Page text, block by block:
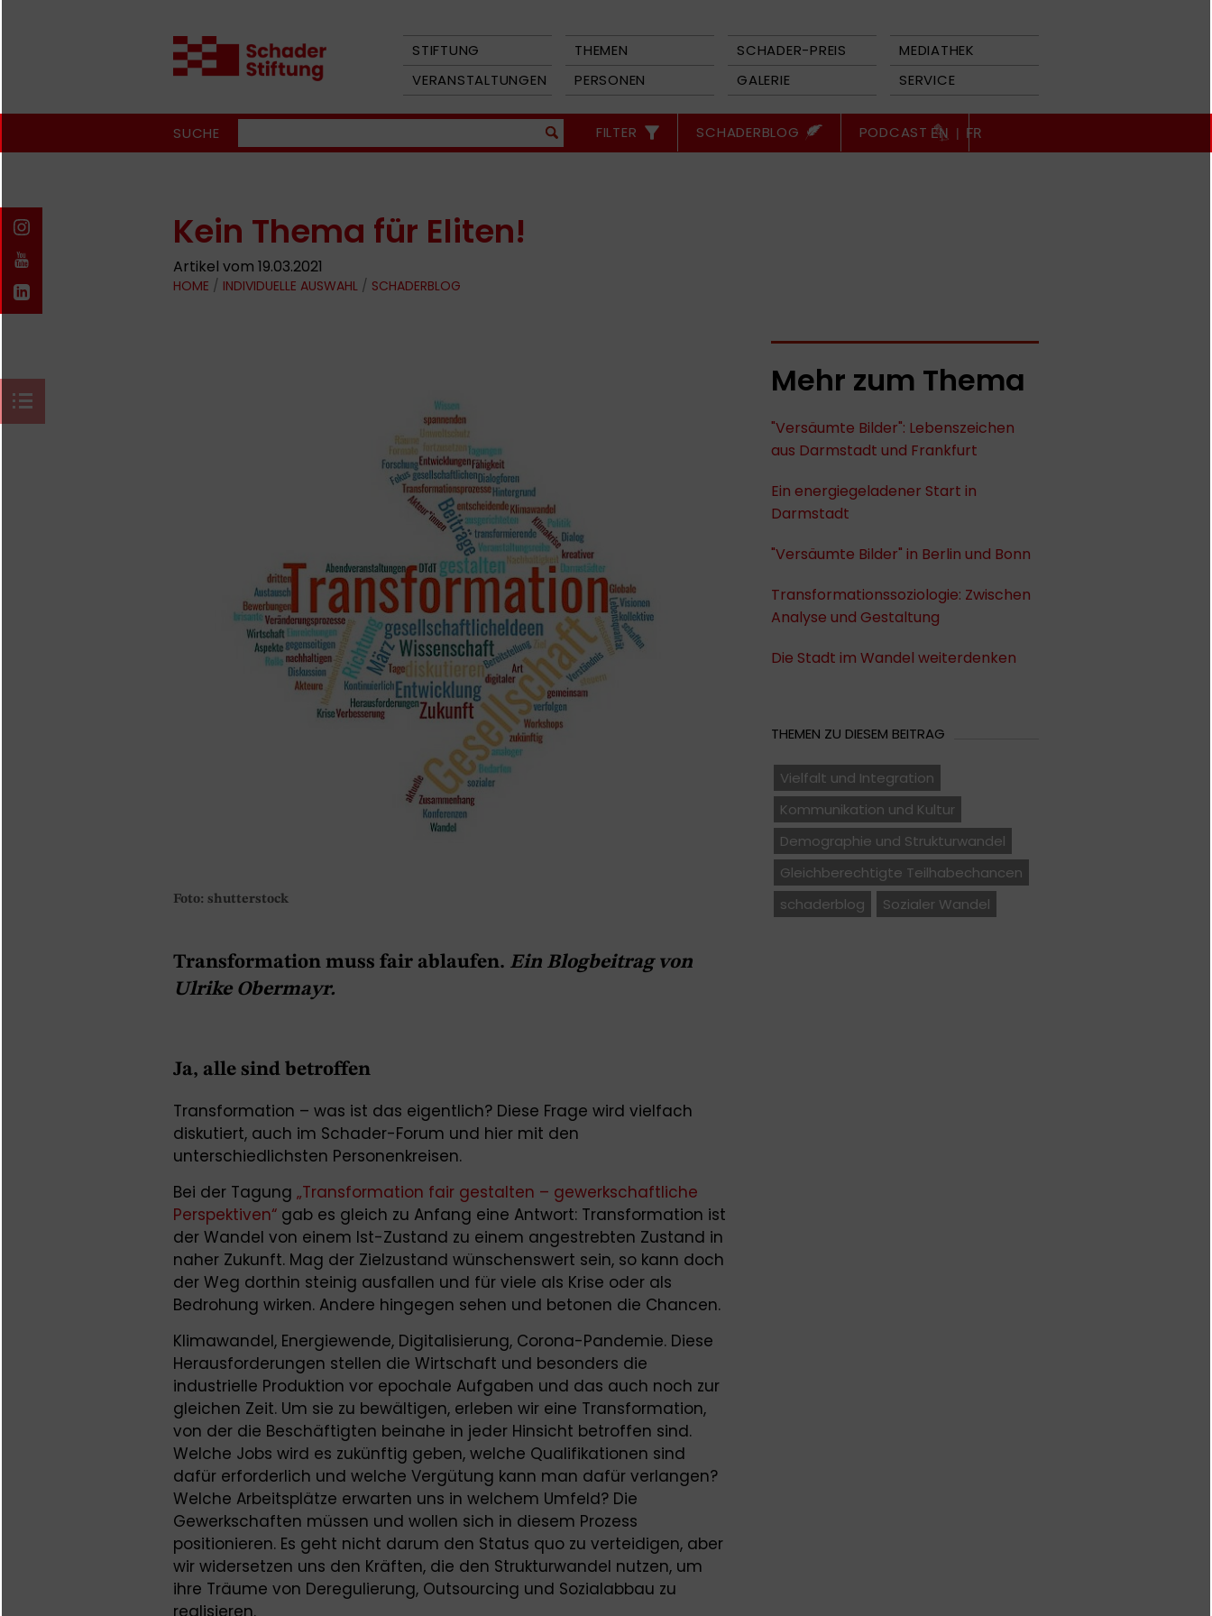
STIFTUNG THEMEN SCHADER-PREIS
MEDIATHEK
VERANSTALTUNGEN
PERSONEN GALERIE SERVICE
SUCHE FILTER SCHADERBLOG PODCAST EN | FR
Kein Thema für Eliten!
Artikel vom 19.03.2021
HOME / INDIVIDUELLE AUSWAHL / SCHADERBLOG
Foto: shutterstock
Transformation muss fair ablaufen. Ein Blogbeitrag von
Ulrike Obermayr.
Ja, alle sind betroffen
Transformation – was ist das eigentlich? Diese Frage wird vielfach
diskutiert, auch im Schader-Forum und hier mit den
unterschiedlichsten Personenkreisen.
Bei der Tagung „Transformation fair gestalten – gewerkschaftliche
Perspektiven“ gab es gleich zu Anfang eine Antwort: Transformation ist
der Wandel von einem Ist-Zustand zu einem angestrebten Zustand in
naher Zukunft. Mag der Zielzustand wünschenswert sein, so kann doch
der Weg dorthin steinig ausfallen und für viele als Krise oder als
Bedrohung wirken. Andere hingegen sehen und betonen die Chancen.
Klimawandel, Energiewende, Digitalisierung, Corona-Pandemie. Diese
Herausforderungen stellen die Wirtschaft und besonders die
industrielle Produktion vor epochale Aufgaben und das auch noch zur
gleichen Zeit. Um sie zu bewältigen, erleben wir eine Transformation,
von der die Beschäftigten beinahe in jeder Hinsicht betroffen sind.
Welche Jobs wird es zukünftig geben, welche Qualifikationen sind
dafür erforderlich und welche Vergütung kann man dafür verlangen?
Welche Arbeitsplätze erwarten uns in welchem Umfeld? Die
Gewerkschaften müssen und wollen sich in diesem Prozess
positionieren. Es geht nicht darum den Status quo zu verteidigen, aber
wir widersetzen uns den Kräften, die den Strukturwandel nutzen, um
ihre Träume von Deregulierung, Outsourcing und Sozialabbau zu
realisieren.
Mehr zum Thema
"Versäumte Bilder": Lebenszeichen
aus Darmstadt und Frankfurt
Ein energiegeladener Start in
Darmstadt
"Versäumte Bilder" in Berlin und Bonn
Transformationssoziologie: Zwischen
Analyse und Gestaltung
Die Stadt im Wandel weiterdenken
THEMEN ZU DIESEM BEITRAG
Vielfalt und Integration
Kommunikation und Kultur
Demographie und Strukturwandel
Gleichberechtigte Teilhabechancen
schaderblog
Sozialer Wandel